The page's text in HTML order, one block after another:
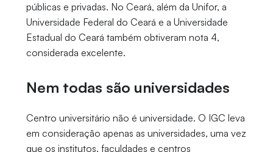
públicas e privadas. No Ceará, além da Unifor, a
Universidade Federal do Ceará e a Universidade
Estadual do Ceará também obtiveram nota 4,
considerada excelente.
Nem todas são universidades
Centro universitário não é universidade. O IGC leva
em consideração apenas as universidades, uma vez
que os institutos, faculdades e centros